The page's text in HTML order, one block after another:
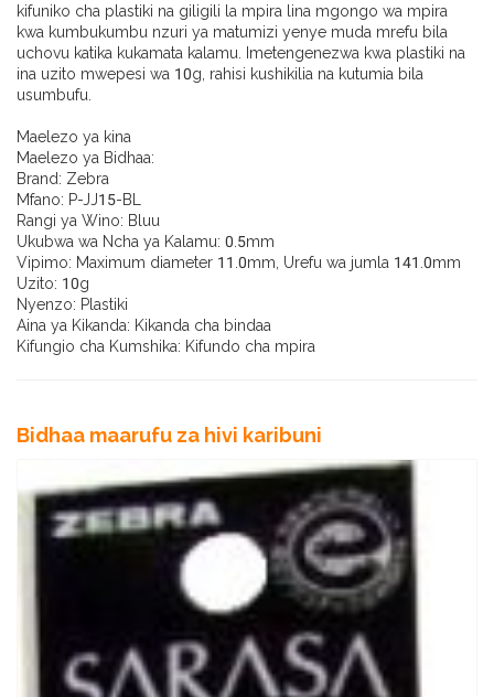
kifuniko cha plastiki na giligili la mpira lina mgongo wa mpira
kwa kumbukumbu nzuri ya matumizi yenye muda mrefu bila
uchovu katika kukamata kalamu. Imetengenezwa kwa plastiki na
ina uzito mwepesi wa 10g, rahisi kushikilia na kutumia bila
usumbufu.
Maelezo ya kina
Maelezo ya Bidhaa:
Brand: Zebra
Mfano: P-JJ15-BL
Rangi ya Wino: Bluu
Ukubwa wa Ncha ya Kalamu: 0.5mm
Vipimo: Maximum diameter 11.0mm, Urefu wa jumla 141.0mm
Uzito: 10g
Nyenzo: Plastiki
Aina ya Kikanda: Kikanda cha bindaa
Kifungio cha Kumshika: Kifundo cha mpira
Bidhaa maarufu za hivi karibuni